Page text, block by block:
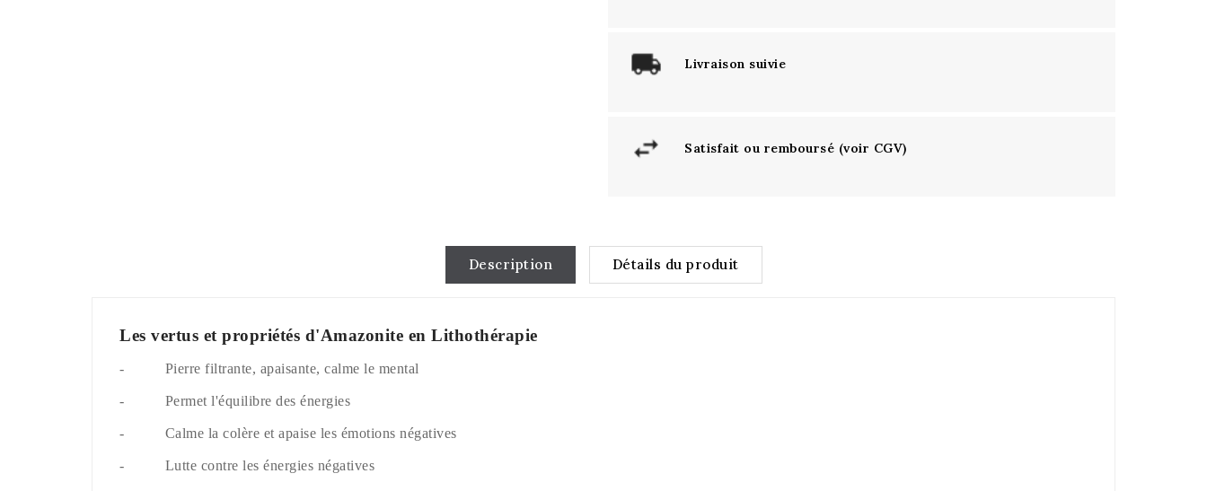
Livraison suivie
Satisfait ou remboursé (voir CGV)
Description Détails du produit
Les vertus et propriétés d'Amazonite en Lithothérapie
- Pierre filtrante, apaisante, calme le mental
- Permet l'équilibre des énergies
- Calme la colère et apaise les émotions négatives
- Lutte contre les énergies négatives